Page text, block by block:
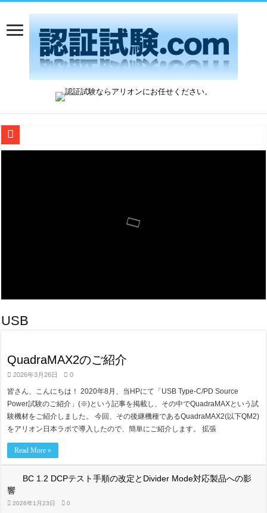
HDR10+ ADVANCED登場 ― 何が変わった？
USB-IFのIEC 62680規格適合性プログラムについて（詳細解説）
USB
QuadraMAX2のご紹介
2026年3月26日 0
皆さん、こんにちは！ 2020年8月、当HPにて「USB Type-C/PD Source
Power試験のご紹介」(※)という記事を掲載し、その中でQuadraMAXという試
験機材をご紹介しました。 今回、その後継機種であるQuadraMAX2(以下QM2)
をアリオン日本ラボで導入したので、簡単にご紹介します。 拡張
Read More »
BC 1.2 DCPテスト手順の改定とDivider Mode対応製品への影
響
2026年1月23日 0